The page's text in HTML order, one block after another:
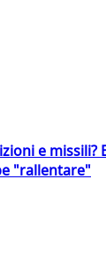
e missili?
"rallentare"